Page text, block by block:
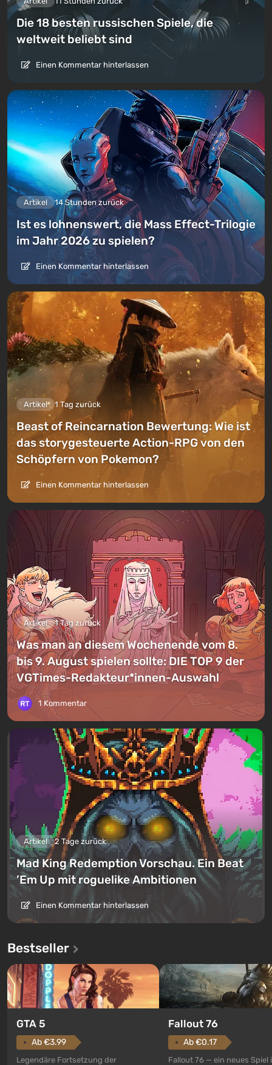
Die 18 besten russischen Spiele, die
weltweit beliebt sind
Einen Kommentar hinterlassen
Artikel 14 Stunden zurück
Ist es lohnenswert, die Mass Effect-Trilogie
im Jahr 2026 zu spielen?
Einen Kommentar hinterlassen
Artikel 1 Tag zurück
Beast of Reincarnation Bewertung: Wie ist
das storygesteuerte Action-RPG von den
Schöpfern von Pokemon?
Einen Kommentar hinterlassen
Artikel 1 Tag zurück
Was man an diesem Wochenende vom 8.
bis 9. August spielen sollte: DIE TOP 9 der
VGTimes-Redakteur*innen-Auswahl
1 Kommentar
Artikel 2 Tage zurück
Mad King Redemption Vorschau. Ein Beat
’Em Up mit roguelike Ambitionen
Einen Kommentar hinterlassen
Bestseller
GTA 5
Ab €3.99
Legendäre Fortsetzung der
Fallout 76
Ab €0.17
Fallout 76 — ein neues Spiel